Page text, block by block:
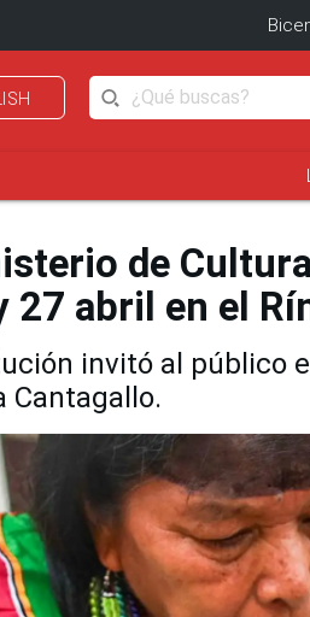
de
27 abril en el
invitó al público
Cantagallo.